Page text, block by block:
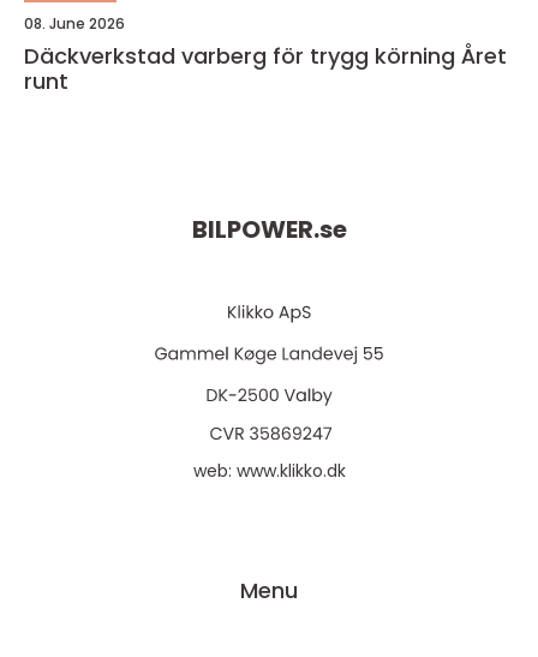
08. June 2026
Däckverkstad varberg för trygg körning Året
runt
BILPOWER.se
web: www.klikko.dk
Menu